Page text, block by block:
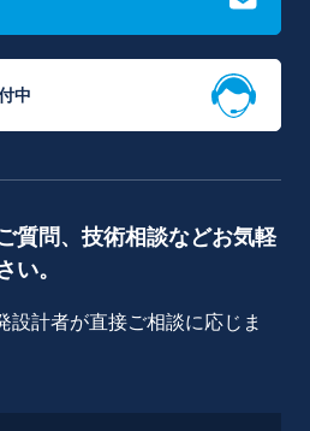
中
質問、技術相談などお気軽
い。
設計者が直接ご相談に応じま